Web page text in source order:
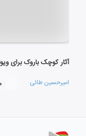
آثار کوچک باروک برای
امیرحسین طائی